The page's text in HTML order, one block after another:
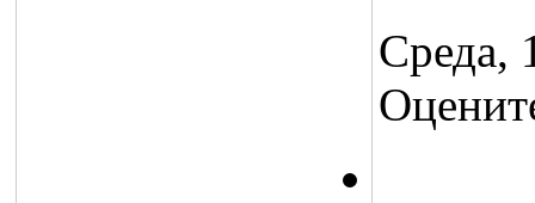
Среда,